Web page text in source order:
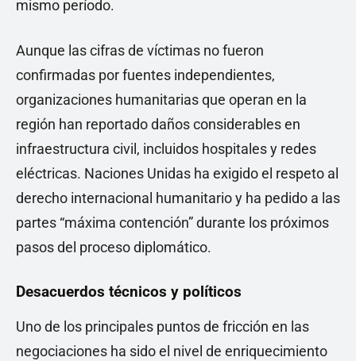
mismo período.
Aunque las cifras de víctimas no fueron
confirmadas por fuentes independientes,
organizaciones humanitarias que operan en la
región han reportado daños considerables en
infraestructura civil, incluidos hospitales y redes
eléctricas. Naciones Unidas ha exigido el respeto al
derecho internacional humanitario y ha pedido a las
partes “máxima contención” durante los próximos
pasos del proceso diplomático.
Desacuerdos técnicos y políticos
Uno de los principales puntos de fricción en las
negociaciones ha sido el nivel de enriquecimiento